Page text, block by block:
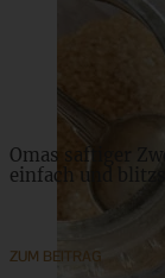
Omas saftiger
einfach und
ZUM BEITRAG